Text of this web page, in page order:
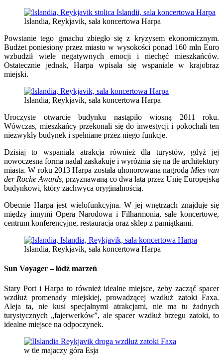
Islandia, Reykjavik, sala koncertowa Harpa
Powstanie tego gmachu zbiegło się z kryzysem ekonomicznym.
Budżet poniesiony przez miasto w wysokości ponad 160 mln Euro
wzbudził wiele negatywnych emocji i niechęć mieszkańców.
Ostatecznie jednak, Harpa wpisała się wspaniale w krajobraz
miejski.
Islandia, Reykjavik, sala koncertowa Harpa
Uroczyste otwarcie budynku nastąpiło wiosną 2011 roku.
Wówczas, mieszkańcy przekonali się do inwestycji i pokochali ten
niezwykły budynek i spełniane przez niego funkcje.
Dzisiaj to wspaniała atrakcja również dla turystów, gdyż jej
nowoczesna forma nadal zaskakuje i wyróżnia się na tle architektury
miasta. W roku 2013 Harpa została uhonorowana nagrodą Mies van
der Roche Awards, przyznawaną co dwa lata przez Unię Europejską
budynkowi, który zachwyca oryginalnością.
Obecnie Harpa jest wielofunkcyjna. W jej wnętrzach znajduje się
między innymi Opera Narodowa i Filharmonia, sale koncertowe,
centrum konferencyjne, restauracja oraz sklep z pamiątkami.
Islandia, Reykjavik, sala koncertowa Harpa
Sun Voyager – łódź marzeń
Stary Port i Harpa to również idealne miejsce, żeby zacząć spacer
wzdłuż promenady miejskiej, prowadzącej wzdłuż zatoki Faxa.
Aleja ta, nie kusi specjalnymi atrakcjami, nie ma tu żadnych
turystycznych „fajerwerków”, ale spacer wzdłuż brzegu zatoki, to
idealne miejsce na odpoczynek.
w tle majaczy góra Esja